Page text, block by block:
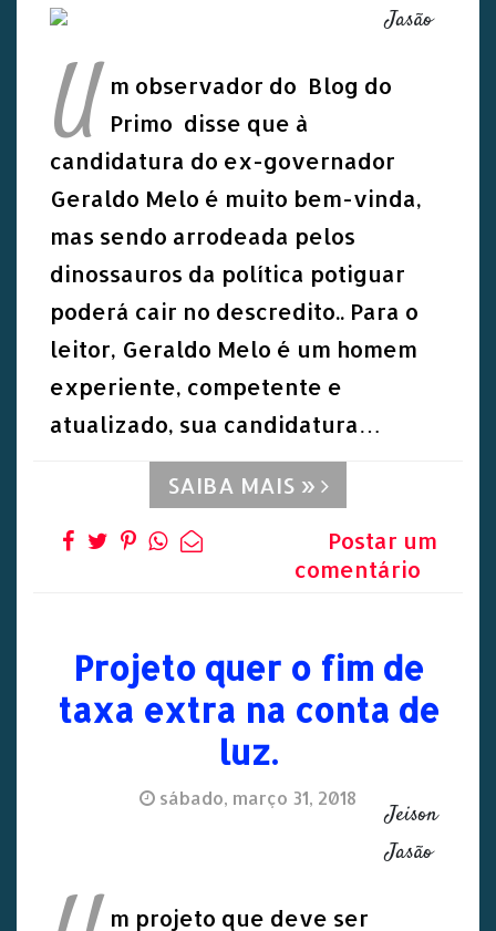
Jasão
U m observador do Blog do
Primo disse que à
candidatura do ex-governador
Geraldo Melo é muito bem-vinda,
mas sendo arrodeada pelos
dinossauros da política potiguar
poderá cair no descredito.. Para o
leitor, Geraldo Melo é um homem
experiente, competente e
atualizado, sua candidatura…
SAIBA MAIS »
Postar um
comentário
Projeto quer o fim de
taxa extra na conta de
luz.
sábado, março 31, 2018
Jeison
Jasão
m projeto que deve ser